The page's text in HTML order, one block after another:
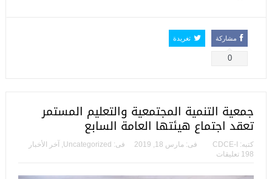
مشاركة
0
تغريدة
جمعية التنمية المجتمعية والتعليم المستمر
تعقد اجتماع هيئتها العامة السابع
كتبه: CDCE-I فى: مارس 18, 2019 فى: Uncategorized
, آخر الأخبار
198 تعليقات